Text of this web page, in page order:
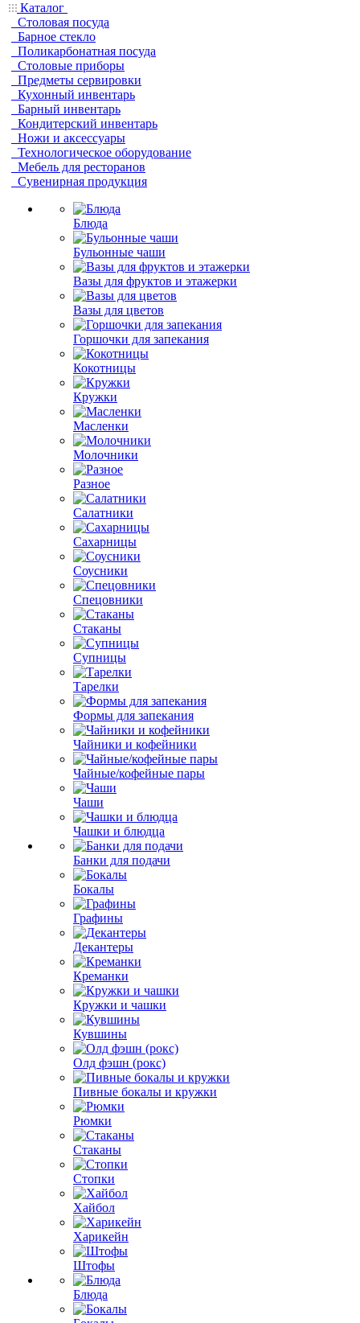
Каталог
Столовая посуда
Барное стекло
Поликарбонатная посуда
Столовые приборы
Предметы сервировки
Кухонный инвентарь
Барный инвентарь
Кондитерский инвентарь
Ножи и аксессуары
Технологическое оборудование
Мебель для ресторанов
Сувенирная продукция
Блюда
Бульонные чаши
Вазы для фруктов и этажерки
Вазы для цветов
Горшочки для запекания
Кокотницы
Кружки
Масленки
Молочники
Разное
Салатники
Сахарницы
Соусники
Спецовники
Стаканы
Супницы
Тарелки
Формы для запекания
Чайники и кофейники
Чайные/кофейные пары
Чаши
Чашки и блюдца
Банки для подачи
Бокалы
Графины
Декантеры
Креманки
Кружки и чашки
Кувшины
Олд фэшн (рокс)
Пивные бокалы и кружки
Рюмки
Стаканы
Стопки
Хайбол
Харикейн
Штофы
Блюда